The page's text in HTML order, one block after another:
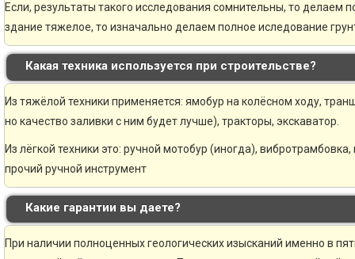
Если, результаты такого исследования сомнительны, то делаем
здание тяжелое, то изначально делаем полное иследование
Какая техника используется при строительстве?
Из тяжёлой техники применяется: ямобур на колёсном ходу,
но качество заливки с ним будет лучше), тракторы, экскаватор.
Из лёгкой техники это: ручной мотобур (иногда),
прочий ручной инструмент
Какие гарантии вы даете?
При наличии полноценных геологических изысканий именно в